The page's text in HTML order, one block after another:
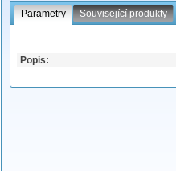
Parametry Související produkty
Popis: